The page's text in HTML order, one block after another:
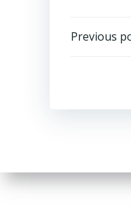
Previous